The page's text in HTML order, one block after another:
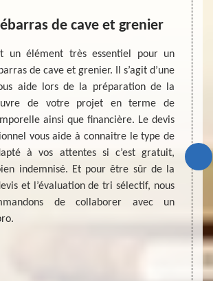
de cave et grenier
un élément très essentiel pour un
de cave et grenier. Il s’agit d’une
aide lors de la préparation de la
de votre projet en terme de
ainsi que financière. Le devis
vous aide à connaitre le type de
à vos attentes si c’est gratuit,
indemnisé. Et pour être sûr de la
et l’évaluation de tri sélectif, nous
de collaborer avec un
Si
vous
un
Dans
le
du
cave